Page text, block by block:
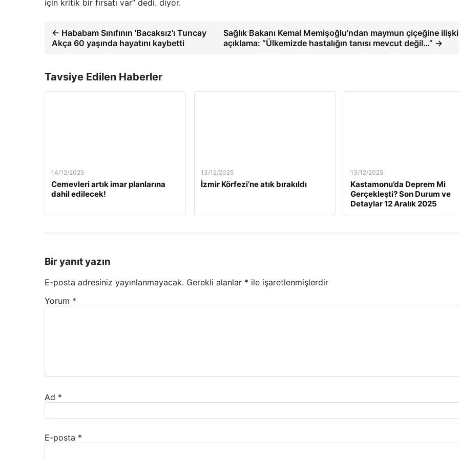
için kritik bir fırsatı var” dedi. diyor.
← Hababam Sınıfının 'Bacaksız'ı Tuncay
Akça 60 yaşında hayatını kaybetti
Sağlık Bakanı Kemal Memişoğlu'ndan maymun çiçeğine
açıklama: “Ülkemizde hastalığın tanısı mevcut değil…” →
Tavsiye Edilen Haberler
14/12/2025
Cemevleri artık imar planlarına
dahil edilecek!
13/12/2025
İzmir Körfezi’ne atık bırakıldı
13/12/2025
Kastamonu’da Deprem Mi
Gerçekleşti? Son Durum ve
Detaylar 12 Aralık 2025
Bir yanıt yazın
E-posta adresiniz yayınlanmayacak. Gerekli alanlar * ile işaretlenmişlerdir
Yorum *
Ad *
E-posta *